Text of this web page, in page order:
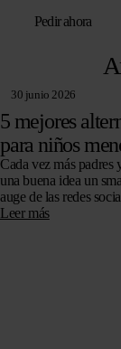
original
€ 104,96.
€
Pedir ahora
30 junio 2026
5 mejores
para niños
Cada vez más padres
una buena idea un
auge de las redes
Leer más